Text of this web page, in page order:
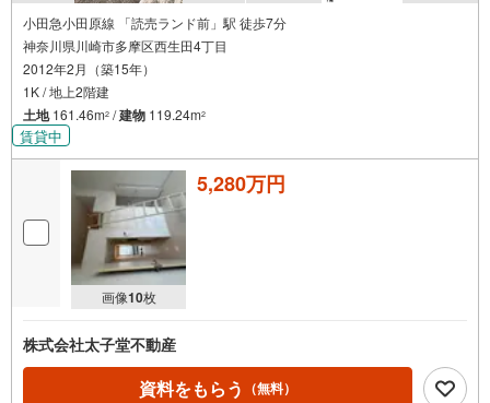
小田急小田原線 「読売ランド前」駅 徒歩7分
神奈川県川崎市多摩区西生田4丁目
2012年2月（築15年）
1K / 地上2階建
土地161.46m2 /建物 119.24m2
賃貸中
画像10枚
5,280万円
株式会社太子堂不動産
資料をもらう （無料）